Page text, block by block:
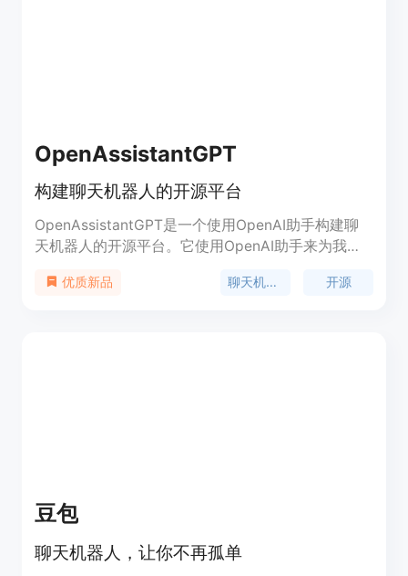
OpenAssistantGPT
构建聊天机器人的开源平台
OpenAssistantGPT是一个使用OpenAI助手构建聊
天机器人的开源平台。它使用OpenAI助手来为我们
3.5。只需在您的网站中包含我们的js代码即可，成
优质新品 聊天机器人 开源
豆包
聊天机器人，让你不再孤单